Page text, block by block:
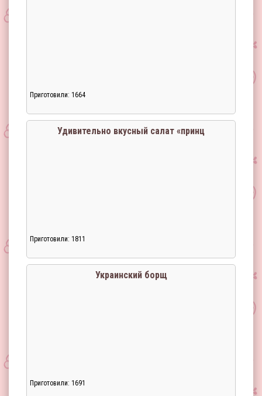
Приготовили: 1664
Удивительно вкусный салат «принц
Приготовили: 1811
Украинский борщ
Приготовили: 1691